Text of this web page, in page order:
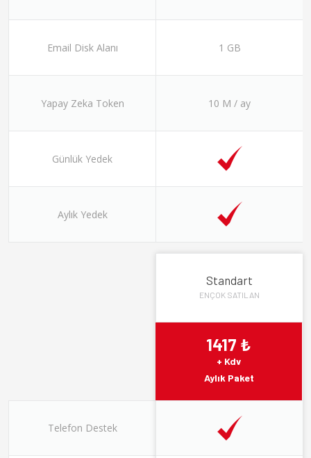
Email Disk Alanı
Yapay Zeka Token
Günlük Yedek
Aylık Yedek
1 GB
10 M / ay
Telefon Destek
Standart
ENÇOK SATILAN
1417 ₺
+ Kdv
Aylık Paket